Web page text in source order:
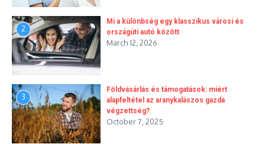
2
Mi a különbség egy klasszikus városi és
országúti autó között
March 12, 2026
3
Földvásárlás és támogatások: miért
alapfeltétel az aranykalászos gazda
végzettség?
October 7, 2025